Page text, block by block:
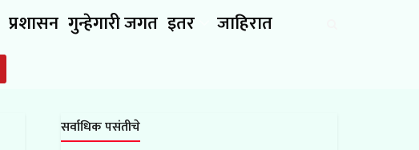
प्रशासन गुन्हेगारी जगत इतर जाहिरात
सर्वाधिक पसंतीचे